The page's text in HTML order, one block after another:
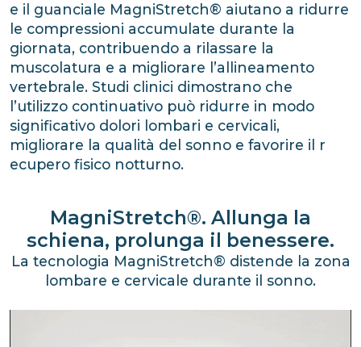
e il guanciale MagniStretch® aiutano a ridurre
le compressioni accumulate durante la
giornata, contribuendo a rilassare la
muscolatura e a migliorare l’allineamento
vertebrale. Studi clinici dimostrano che
l’utilizzo continuativo può ridurre in modo
significativo dolori lombari e cervicali,
migliorare la qualità del sonno e favorire il r
ecupero fisico notturno.
MagniStretch®. Allunga la
schiena, prolunga il benessere.
La tecnologia MagniStretch® distende la zona
lombare e cervicale durante il sonno.